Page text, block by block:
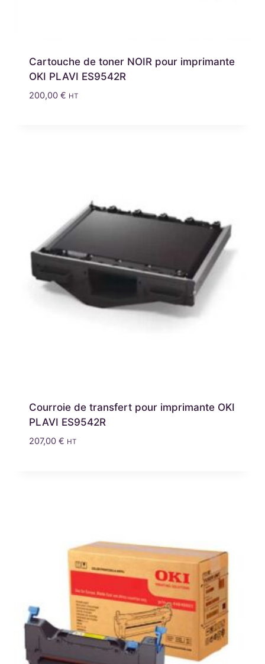
Cartouche de toner NOIR pour imprimante
OKI PLAVI ES9542R
200,00 € HT
Courroie de transfert pour imprimante OKI
PLAVI ES9542R
207,00 € HT